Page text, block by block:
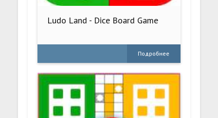
Ludo Land - Dice Board Game
Подробнее